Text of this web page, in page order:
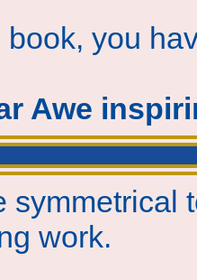
book, you
Awe
symmetrical
work.